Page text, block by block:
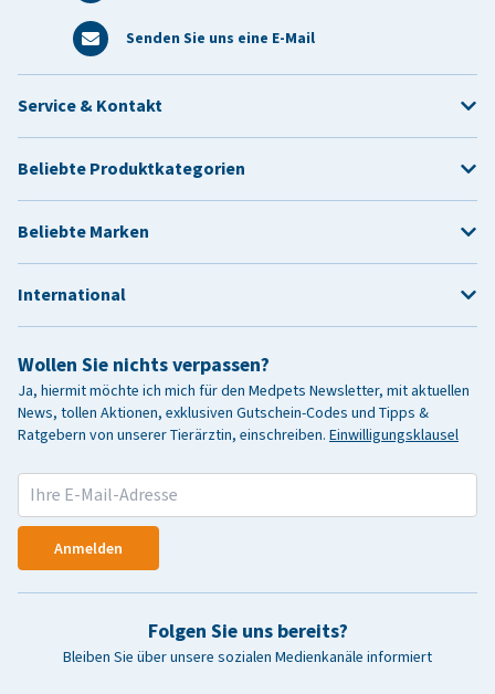
Senden Sie uns eine E-Mail
Wollen Sie nichts verpassen?
Ja, hiermit möchte ich mich für den Medpets Newsletter, mit aktuellen
News, tollen Aktionen, exklusiven Gutschein-Codes und Tipps &
Ratgebern von unserer Tierärztin, einschreiben. Einwilligungsklausel
Anmelden
Folgen Sie uns bereits?
Bleiben Sie über unsere sozialen Medienkanäle informiert
Service & Kontakt
Beliebte Produktkategorien
Beliebte Marken
International